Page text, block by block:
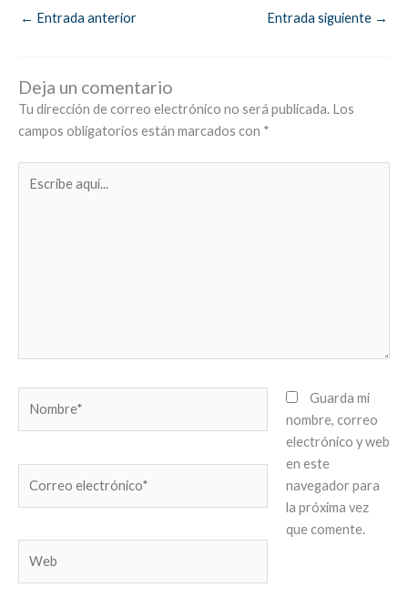
← Entrada anterior Entrada siguiente →
Deja un comentario
Tu dirección de correo electrónico no será publicada. Los
campos obligatorios están marcados con *
aquí...
electrónico*
Guarda mi
nombre, correo
electrónico y web
en este
navegador para
la próxima vez
que comente.